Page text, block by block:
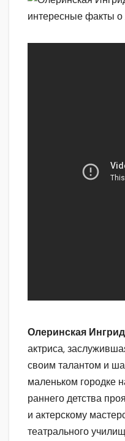
Олеринская Ингрид
актриса,
своим талантом и
маленьком городке
раннего детства
и актерскому
театрального